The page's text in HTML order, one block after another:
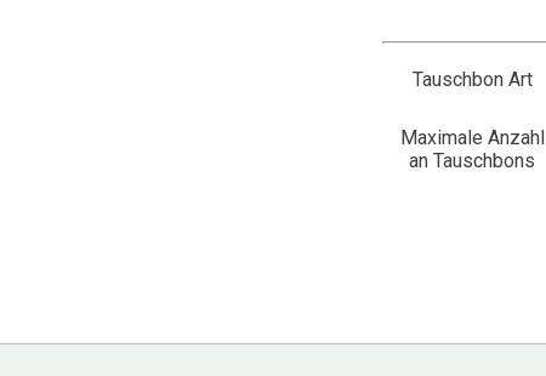
Tauschbon Art
Maximale Anzahl
an Tauschbons